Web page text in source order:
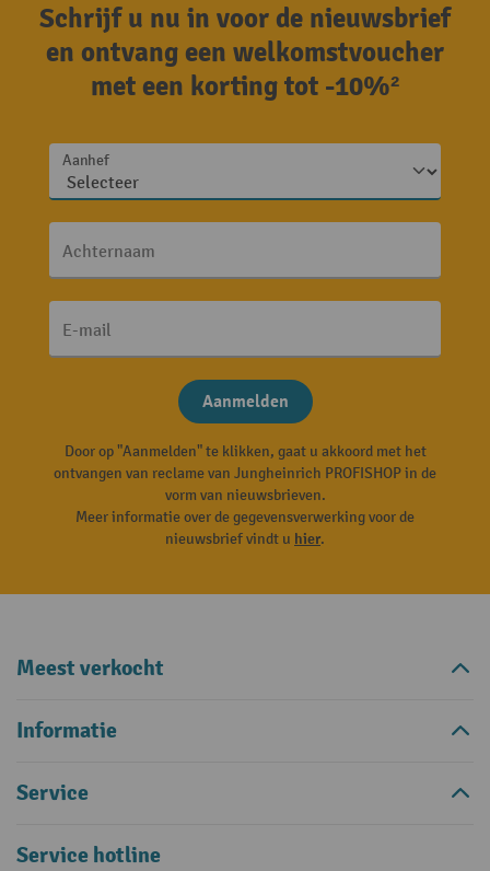
Schrijf u nu in voor de nieuwsbrief
en ontvang een welkomstvoucher
met een korting tot -10%²
Aanhef
Achternaam
E-mail
Aanmelden
Door op "Aanmelden" te klikken, gaat u akkoord met het
ontvangen van reclame van Jungheinrich PROFISHOP in de
vorm van nieuwsbrieven.
Meer informatie over de gegevensverwerking voor de
nieuwsbrief vindt u hier.
Meest verkocht
Informatie
Service
Service hotline